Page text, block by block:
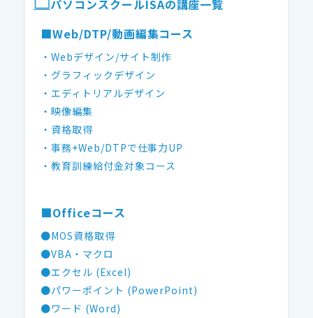
パソコンスクールISAの講座一覧
■Web/DTP/動画編集コース
・Webデザイン/サイト制作
・グラフィックデザイン
・エディトリアルデザイン
・映像編集
・資格取得
・事務+Web/DTPで仕事力UP
・教育訓練給付金対象コース
■Officeコース
●MOS資格取得
●VBA・マクロ
●エクセル (Excel)
●パワーポイント (PowerPoint)
●ワード (Word)